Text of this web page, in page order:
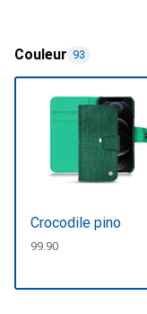
Couleur 93
Crocodile pino
CHF
99.90